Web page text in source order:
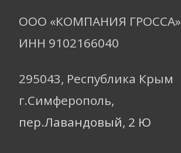
ООО «КОМПАНИЯ ГРОССА»
ИНН 9102166040
295043, Республика Крым
г.Симферополь,
пер.Лавандовый, 2 Ю